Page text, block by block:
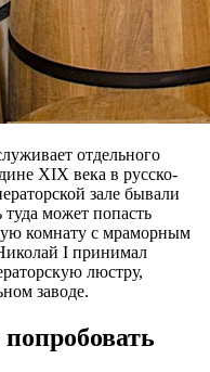
отдельного
XIX века в русско-
зале бывали
может попасть
комнату с мраморным
I принимал
люстру,
заводе.